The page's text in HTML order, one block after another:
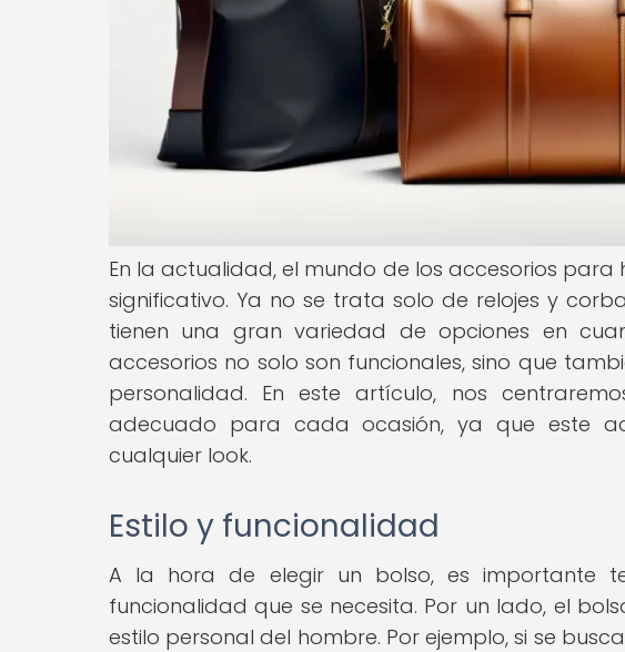
En la actualidad, el mundo de los accesorios
significativo. Ya no se trata solo de relojes y
tienen una gran variedad de opciones en
accesorios no solo son funcionales, sino que
personalidad. En este artículo, nos
adecuado para cada ocasión, ya que este
cualquier look.
Estilo y funcionalidad
A la hora de elegir un bolso, es importante
funcionalidad que se necesita. Por un lado, el
estilo personal del hombre. Por ejemplo, si se